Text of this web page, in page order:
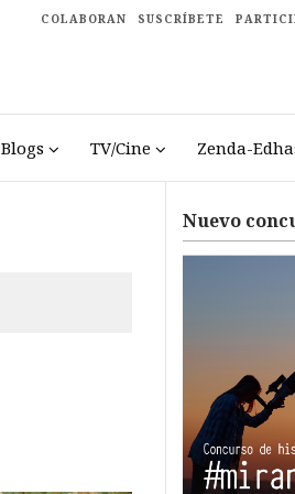
COLABORAN SUSCRÍBETE
Blogs TV/Cine Zenda-
Nuevo